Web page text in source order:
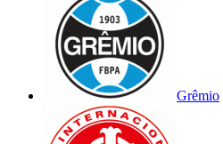
Grêmio